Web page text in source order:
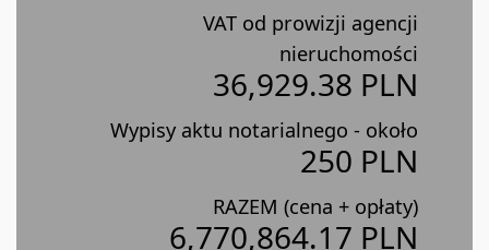
VAT od prowizji agencji
nieruchomości
36,929.38 PLN
Wypisy aktu notarialnego - około
250 PLN
RAZEM (cena + opłaty)
6,770,864.17 PLN